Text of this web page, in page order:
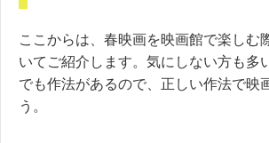
ここからは、春映画を映画館で楽しむ
いてご紹介します。気にしない方も多
でも作法があるので、正しい作法で映
う。